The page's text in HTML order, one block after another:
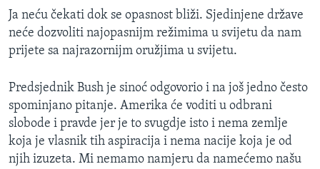
Ja neću čekati dok se opasnost bliži. Sjedinjene države
neće dozvoliti najopasnijm režimima u svijetu da nam
prijete sa najrazornijm oružjima u svijetu.
Predsjednik Bush je sinoć odgovorio i na još jedno često
spominjano pitanje. Amerika će voditi u odbrani
slobode i pravde jer je to svugdje isto i nema zemlje
koja je vlasnik tih aspiracija i nema nacije koja je od
njih izuzeta. Mi nemamo namjeru da namećemo našu